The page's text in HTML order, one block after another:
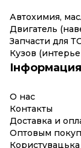
Автохимия,
Двигатель
Запчасти для
Кузов
Інформация
О нас
Контакты
Доставка и
Оптовым
Користувацька